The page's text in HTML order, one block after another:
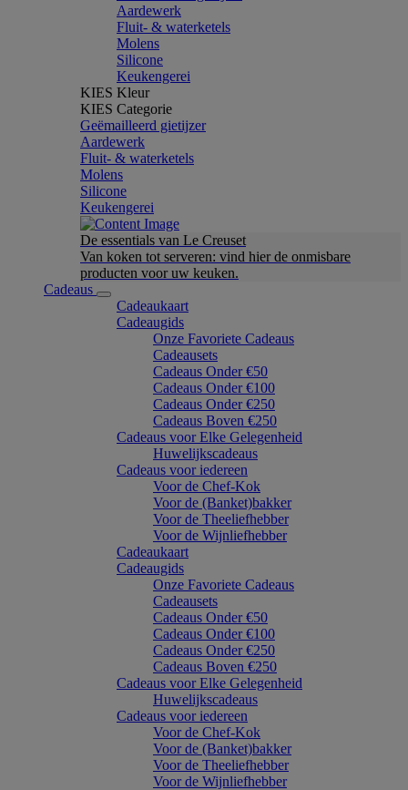
Aardewerk
Fluit- & waterketels
Molens
Silicone
Keukengerei
KIES Kleur
KIES Categorie
Geëmailleerd gietijzer
Aardewerk
Fluit- & waterketels
Molens
Silicone
Keukengerei
De essentials van Le Creuset
Van koken tot serveren: vind hier de onmisbare
producten voor uw keuken.
Cadeaus
Cadeaukaart
Cadeaugids
Onze Favoriete Cadeaus
Cadeausets
Cadeaus Onder €50
Cadeaus Onder €100
Cadeaus Onder €250
Cadeaus Boven €250
Cadeaus voor Elke Gelegenheid
Huwelijkscadeaus
Cadeaus voor iedereen
Voor de Chef-Kok
Voor de (Banket)bakker
Voor de Theeliefhebber
Voor de Wijnliefhebber
Cadeaukaart
Cadeaugids
Onze Favoriete Cadeaus
Cadeausets
Cadeaus Onder €50
Cadeaus Onder €100
Cadeaus Onder €250
Cadeaus Boven €250
Cadeaus voor Elke Gelegenheid
Huwelijkscadeaus
Cadeaus voor iedereen
Voor de Chef-Kok
Voor de (Banket)bakker
Voor de Theeliefhebber
Voor de Wijnliefhebber